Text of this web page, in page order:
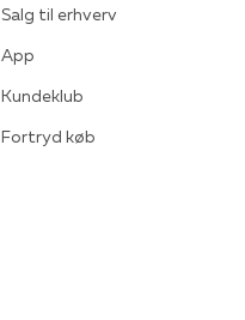
Salg til erhverv
App
Kundeklub
Fortryd køb